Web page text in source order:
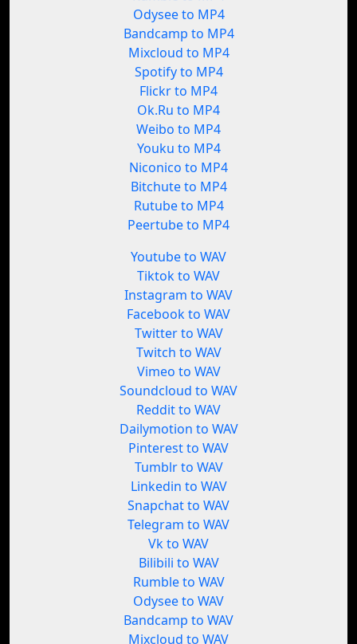
Odysee to MP4
Bandcamp to MP4
Mixcloud to MP4
Spotify to MP4
Flickr to MP4
Ok.Ru to MP4
Weibo to MP4
Youku to MP4
Niconico to MP4
Bitchute to MP4
Rutube to MP4
Peertube to MP4
Youtube to WAV
Tiktok to WAV
Instagram to WAV
Facebook to WAV
Twitter to WAV
Twitch to WAV
Vimeo to WAV
Soundcloud to WAV
Reddit to WAV
Dailymotion to WAV
Pinterest to WAV
Tumblr to WAV
Linkedin to WAV
Snapchat to WAV
Telegram to WAV
Vk to WAV
Bilibili to WAV
Rumble to WAV
Odysee to WAV
Bandcamp to WAV
Mixcloud to WAV